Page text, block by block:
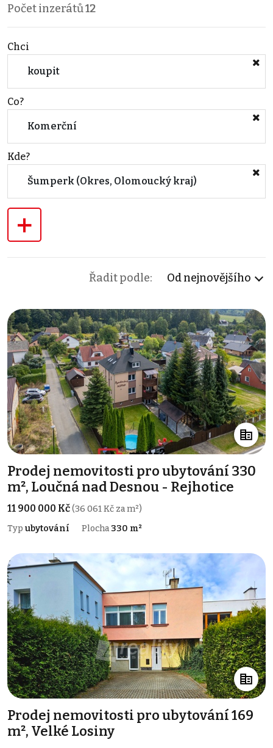
Počet inzerátů12
Chci
koupit
Co?
Komerční
Kde?
Šumperk (Okres, Olomoucký kraj)
+
Řadit podle: Od nejnovějšího
Prodej nemovitosti pro ubytování 330
m², Loučná nad Desnou - Rejhotice
11 900 000 Kč(36 061 Kč za m²)
Typ ubytování Plocha 330 m²
Prodej nemovitosti pro ubytování 169
m², Velké Losiny